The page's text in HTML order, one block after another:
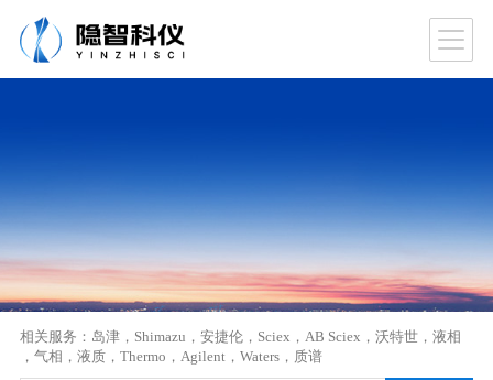
相关服务： 岛津， Shimazu ， 安捷伦， Sciex ， AB Sciex ， 沃特世， 液相
， 气相 ， 液质， Thermo ， Agilent ， Waters， 质谱